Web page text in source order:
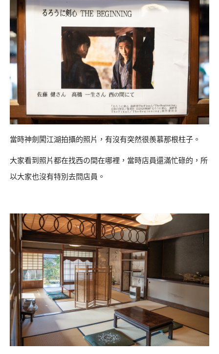
當時神劍闖江湖拍攝的照片，有沒有突然很羨慕那根柱子。
大家看到照片都在找西の間在哪裡，當時店員還滿忙碌的，所
以大家也沒有特別去問店員。